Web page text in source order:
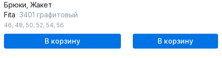
Брюки, Жакет
Fita 3401 графитовый
46, 48, 50, 52, 54, 56
В корзину В корзину